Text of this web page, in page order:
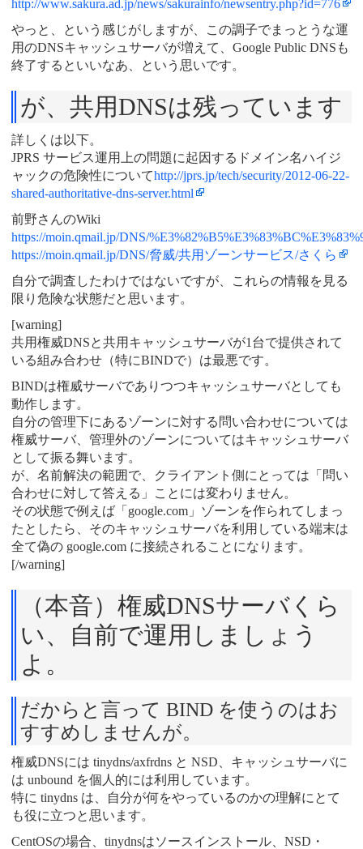
http://www.sakura.ad.jp/news/sakurainfo/newsentry.php?id=776
やっと、という感じがしますが、この調子でまっとうな運
用のDNSキャッシュサーバが増えて、Google Public DNSも
終了するといいなあ、という思いです。
が、共用DNSは残っています
詳しくは以下。
JPRS サービス運用上の問題に起因するドメイン名ハイジ
ャックの危険性についてhttp://jprs.jp/tech/security/2012-06-22-
shared-authoritative-dns-server.html
前野さんのWiki
https://moin.qmail.jp/DNS/
https://moin.qmail.jp/DNS/脅威/共用ゾーンサービス/さくら
自分で調査したわけではないですが、これらの情報を見る
限り危険な状態だと思います。
[warning]
共用権威DNSと共用キャッシュサーバが1台で提供されて
いる組み合わせ（特にBINDで）は最悪です。
BINDは権威サーバでありつつキャッシュサーバとしても
動作します。
自分の管理下にあるゾーンに対する問い合わせについては
権威サーバ、管理外のゾーンについてはキャッシュサーバ
として振る舞います。
が、名前解決の範囲で、クライアント側にとっては「問い
合わせに対して答える」ことには変わりません。
その状態で例えば「google.com」ゾーンを作られてしまっ
たとしたら、そのキャッシュサーバを利用している端末は
全て偽の google.com に接続されることになります。
[/warning]
（本音）権威DNSサーバくら
い、自前で運用しましょう
よ。
だからと言って BIND を使うのはお
すすめしませんが。
権威DNSには tinydns/axfrdns と NSD、キャッシュサーバに
は unbound を個人的には利用しています。
特に tinydns は、自分が何をやっているのかの理解にとて
も役に立つと思います。
CentOSの場合、tinydnsはソースインストール、NSD・